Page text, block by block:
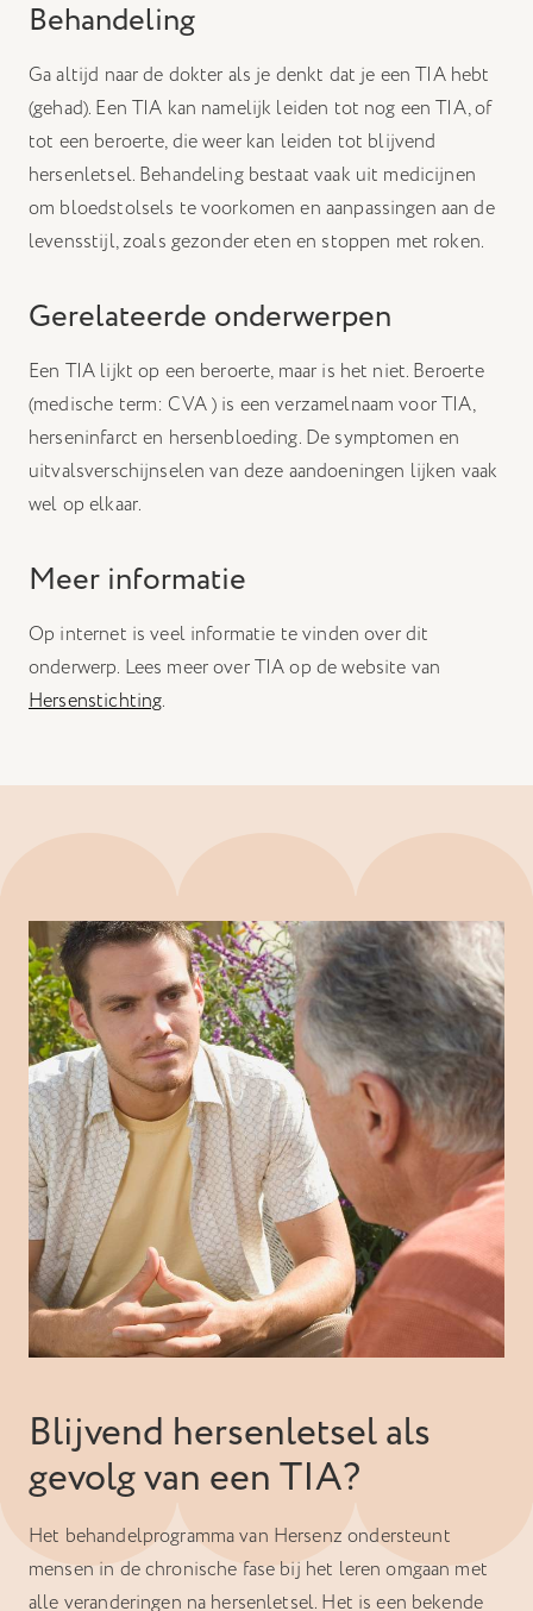
Behandeling
Ga altijd naar de dokter als je denkt dat je een TIA hebt
(gehad). Een TIA kan namelijk leiden tot nog een TIA, of
tot een beroerte, die weer kan leiden tot blijvend
hersenletsel. Behandeling bestaat vaak uit medicijnen
om bloedstolsels te voorkomen en aanpassingen aan de
levensstijl, zoals gezonder eten en stoppen met roken.
Gerelateerde onderwerpen
Een TIA lijkt op een beroerte, maar is het niet. Beroerte
(medische term: CVA ) is een verzamelnaam voor TIA,
herseninfarct en hersenbloeding. De symptomen en
uitvalsverschijnselen van deze aandoeningen lijken vaak
wel op elkaar.
Meer informatie
Op internet is veel informatie te vinden over dit
onderwerp. Lees meer over TIA op de website van
Hersenstichting.
Blijvend hersenletsel als
gevolg van een TIA?
Het behandelprogramma van Hersenz ondersteunt
mensen in de chronische fase bij het leren omgaan met
alle veranderingen na hersenletsel. Het is een bekende